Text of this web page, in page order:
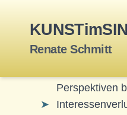
Renate Schmitt
Symptome einer
Emotionale
Perspektiven